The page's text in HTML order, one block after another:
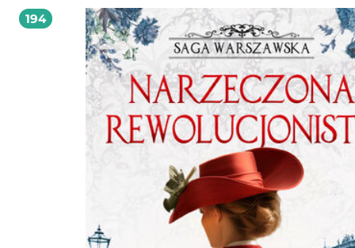
buduje wodociąg i powstają pierwsze warszawskie fontanny z syrenką na rynku
Starego Miasta, w Teatrze Wielkim wystawiają Hamleta, a więzienia na Cytadeli
Pawiaku napawają grozą. Autorka brawurowo prowadzi czytelnika poprzez
polskiej historii, łamiąc przy tym stereotypy. Błyskotliwa fabuła oraz wspaniale
nakreślony obraz społeczeństwa i panujących w nim relacji to największe atuty
sagi. Polecam z całego serca. Edyta Świętek, autorka sag: Spacer Aleją Róż,
Sandomierskie wzgórza, Saga krynicka
194